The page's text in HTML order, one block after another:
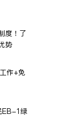
度！了
势
作+免
EB-1绿